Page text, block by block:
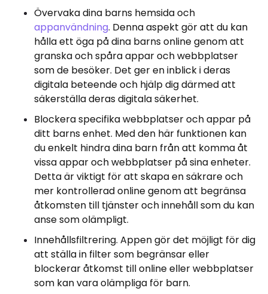
Övervaka dina barns hemsida och
appanvändning. Denna aspekt gör att du kan
hålla ett öga på dina barns online genom att
granska och spåra appar och webbplatser
som de besöker. Det ger en inblick i deras
digitala beteende och hjälp dig därmed att
säkerställa deras digitala säkerhet.
Blockera specifika webbplatser och appar på
ditt barns enhet. Med den här funktionen kan
du enkelt hindra dina barn från att komma åt
vissa appar och webbplatser på sina enheter.
Detta är viktigt för att skapa en säkrare och
mer kontrollerad online genom att begränsa
åtkomsten till tjänster och innehåll som du kan
anse som olämpligt.
Innehållsfiltrering. Appen gör det möjligt för dig
att ställa in filter som begränsar eller
blockerar åtkomst till online eller webbplatser
som kan vara olämpliga för barn.